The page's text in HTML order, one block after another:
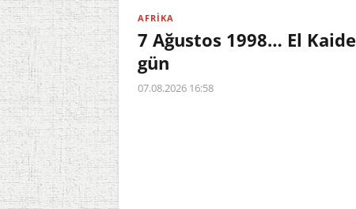
AFRİKA
7 Ağustos 1998… El
gün
07.08.2026 16:58